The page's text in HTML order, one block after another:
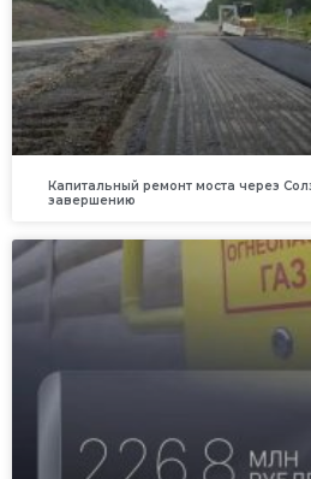
Капитальный ремонт моста через
завершению